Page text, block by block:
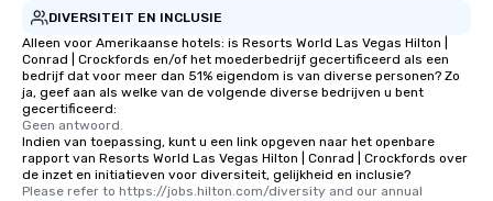
DIVERSITEIT EN INCLUSIE
Alleen voor Amerikaanse hotels: is Resorts World Las Vegas Hilton |
Conrad | Crockfords en/of het moederbedrijf gecertificeerd als een
bedrijf dat voor meer dan 51% eigendom is van diverse personen? Zo
ja, geef aan als welke van de volgende diverse bedrijven u bent
gecertificeerd:
Geen antwoord.
Indien van toepassing, kunt u een link opgeven naar het openbare
rapport van Resorts World Las Vegas Hilton | Conrad | Crockfords over
de inzet en initiatieven voor diversiteit, gelijkheid en inclusie?
Please refer to https://jobs.hilton.com/diversity and our annual